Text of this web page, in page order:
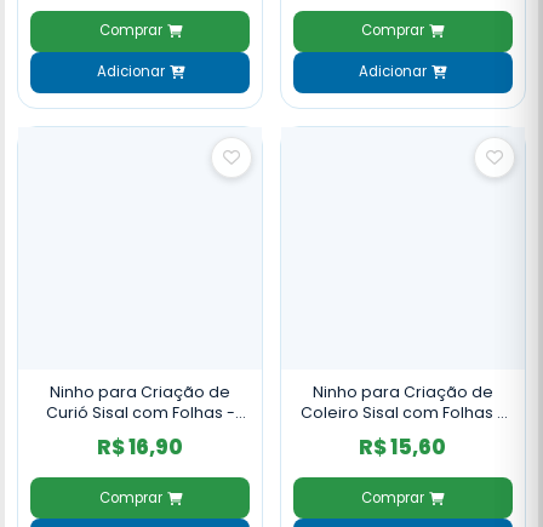
Comprar
Adicionar
Comprar
Adicionar
Ninho para Criação de
Curió Sisal com Folhas -
R$ 16,90
Comprar
Ninho para Criação de
Coleiro Sisal com Folhas -
R$ 15,60
Comprar